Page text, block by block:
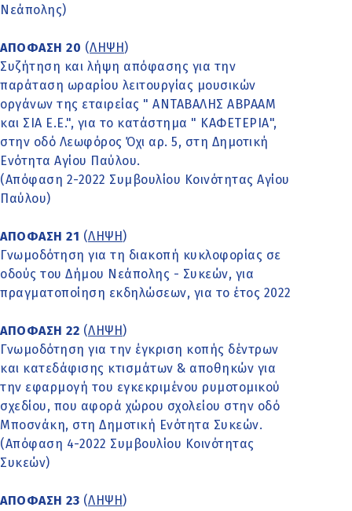
Νεάπολης)
ΑΠΟΦΑΣΗ 20 (ΛΗΨΗ )
Συζήτηση και λήψη απόφασης για την
παράταση ωραρίου λειτουργίας μουσικών
οργάνων της εταιρείας " ΑΝΤΑΒΑΛΗΣ ΑΒΡΑΑΜ
και ΣΙΑ Ε.Ε.", για το κατάστημα " ΚΑΦΕΤΕΡΙΑ",
στην οδό Λεωφόρος Όχι αρ. 5, στη Δημοτική
Ενότητα Αγίου Παύλου.
(Απόφαση 2-2022 Συμβουλίου Κοινότητας Αγίου
Παύλου)
ΑΠΟΦΑΣΗ 21 (ΛΗΨΗ )
Γνωμοδότηση για τη διακοπή κυκλοφορίας σε
οδούς του Δήμου Νεάπολης - Συκεών, για
πραγματοποίηση εκδηλώσεων, για το έτος 2022
ΑΠΟΦΑΣΗ 22 (ΛΗΨΗ )
Γνωμοδότηση για την έγκριση κοπής δέντρων
και κατεδάφισης κτισμάτων & αποθηκών για
την εφαρμογή του εγκεκριμένου ρυμοτομικού
σχεδίου, που αφορά χώρου σχολείου στην οδό
Μποσνάκη, στη Δημοτική Ενότητα Συκεών.
(Απόφαση 4-2022 Συμβουλίου Κοινότητας
Συκεών)
ΑΠΟΦΑΣΗ 23 (ΛΗΨΗ )